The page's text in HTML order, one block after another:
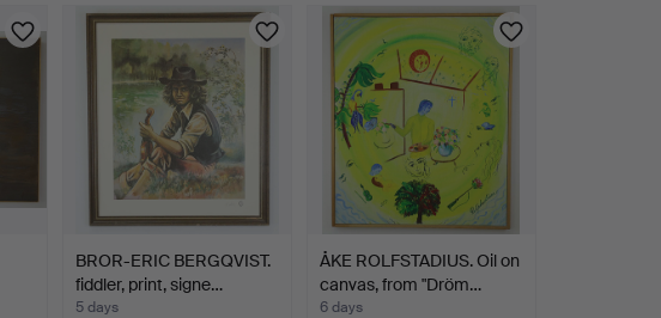
BROR-ERIC BERGQVIST.
fiddler, print, signe…
5 days
ÅKE ROLFSTADIUS. Oil on
canvas, from "Dröm…
6 days